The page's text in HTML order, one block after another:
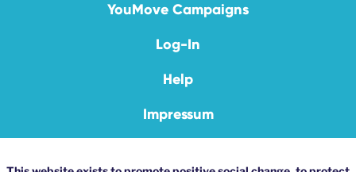
YouMove Campaigns
Log-In
Help
Impressum